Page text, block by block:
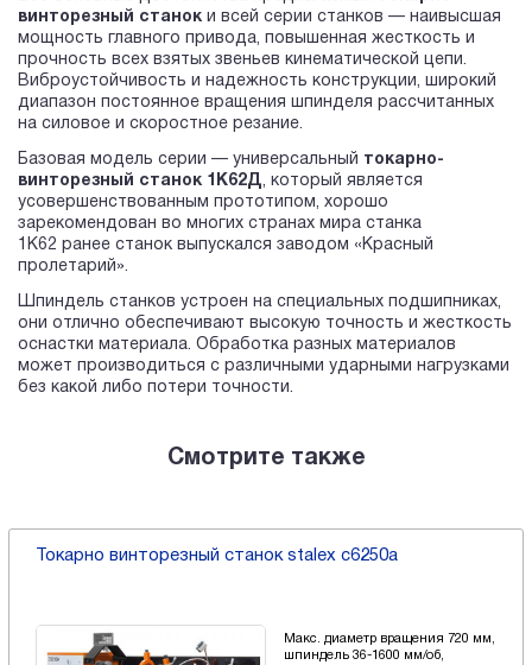
винторезный станок и всей серии станков — наивысшая
мощность главного привода, повышенная жесткость и
прочность всех взятых звеньев кинематической цепи.
Виброустойчивость и надежность конструкции, широкий
диапазон постоянное вращения шпинделя рассчитанных
на силовое и скоростное резание.
Базовая модель серии — универсальный токарно-
винторезный станок 1К62Д, который является
усовершенствованным прототипом, хорошо
зарекомендован во многих странах мира станка
1К62 ранее станок выпускался заводом «Красный
пролетарий».
Шпиндель станков устроен на специальных подшипниках,
они отлично обеспечивают высокую точность и жесткость
оснастки материала. Обработка разных материалов
может производиться с различными ударными нагрузками
без какой либо потери точности.
Смотрите также
Токарно винторезный станок stalex c6250a
Макс. диаметр вращения 720 мм,
шпиндель 36-1600 мм/об,